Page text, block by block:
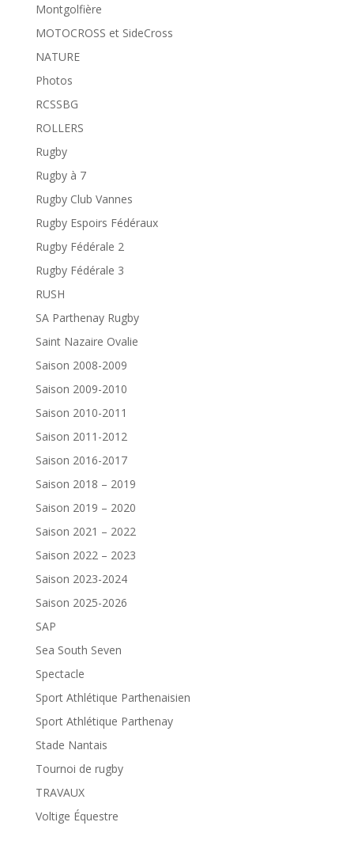
Montgolfière
MOTOCROSS et SideCross
NATURE
Photos
RCSSBG
ROLLERS
Rugby
Rugby à 7
Rugby Club Vannes
Rugby Espoirs Fédéraux
Rugby Fédérale 2
Rugby Fédérale 3
RUSH
SA Parthenay Rugby
Saint Nazaire Ovalie
Saison 2008-2009
Saison 2009-2010
Saison 2010-2011
Saison 2011-2012
Saison 2016-2017
Saison 2018 – 2019
Saison 2019 – 2020
Saison 2021 – 2022
Saison 2022 – 2023
Saison 2023-2024
Saison 2025-2026
SAP
Sea South Seven
Spectacle
Sport Athlétique Parthenaisien
Sport Athlétique Parthenay
Stade Nantais
Tournoi de rugby
TRAVAUX
Voltige Équestre